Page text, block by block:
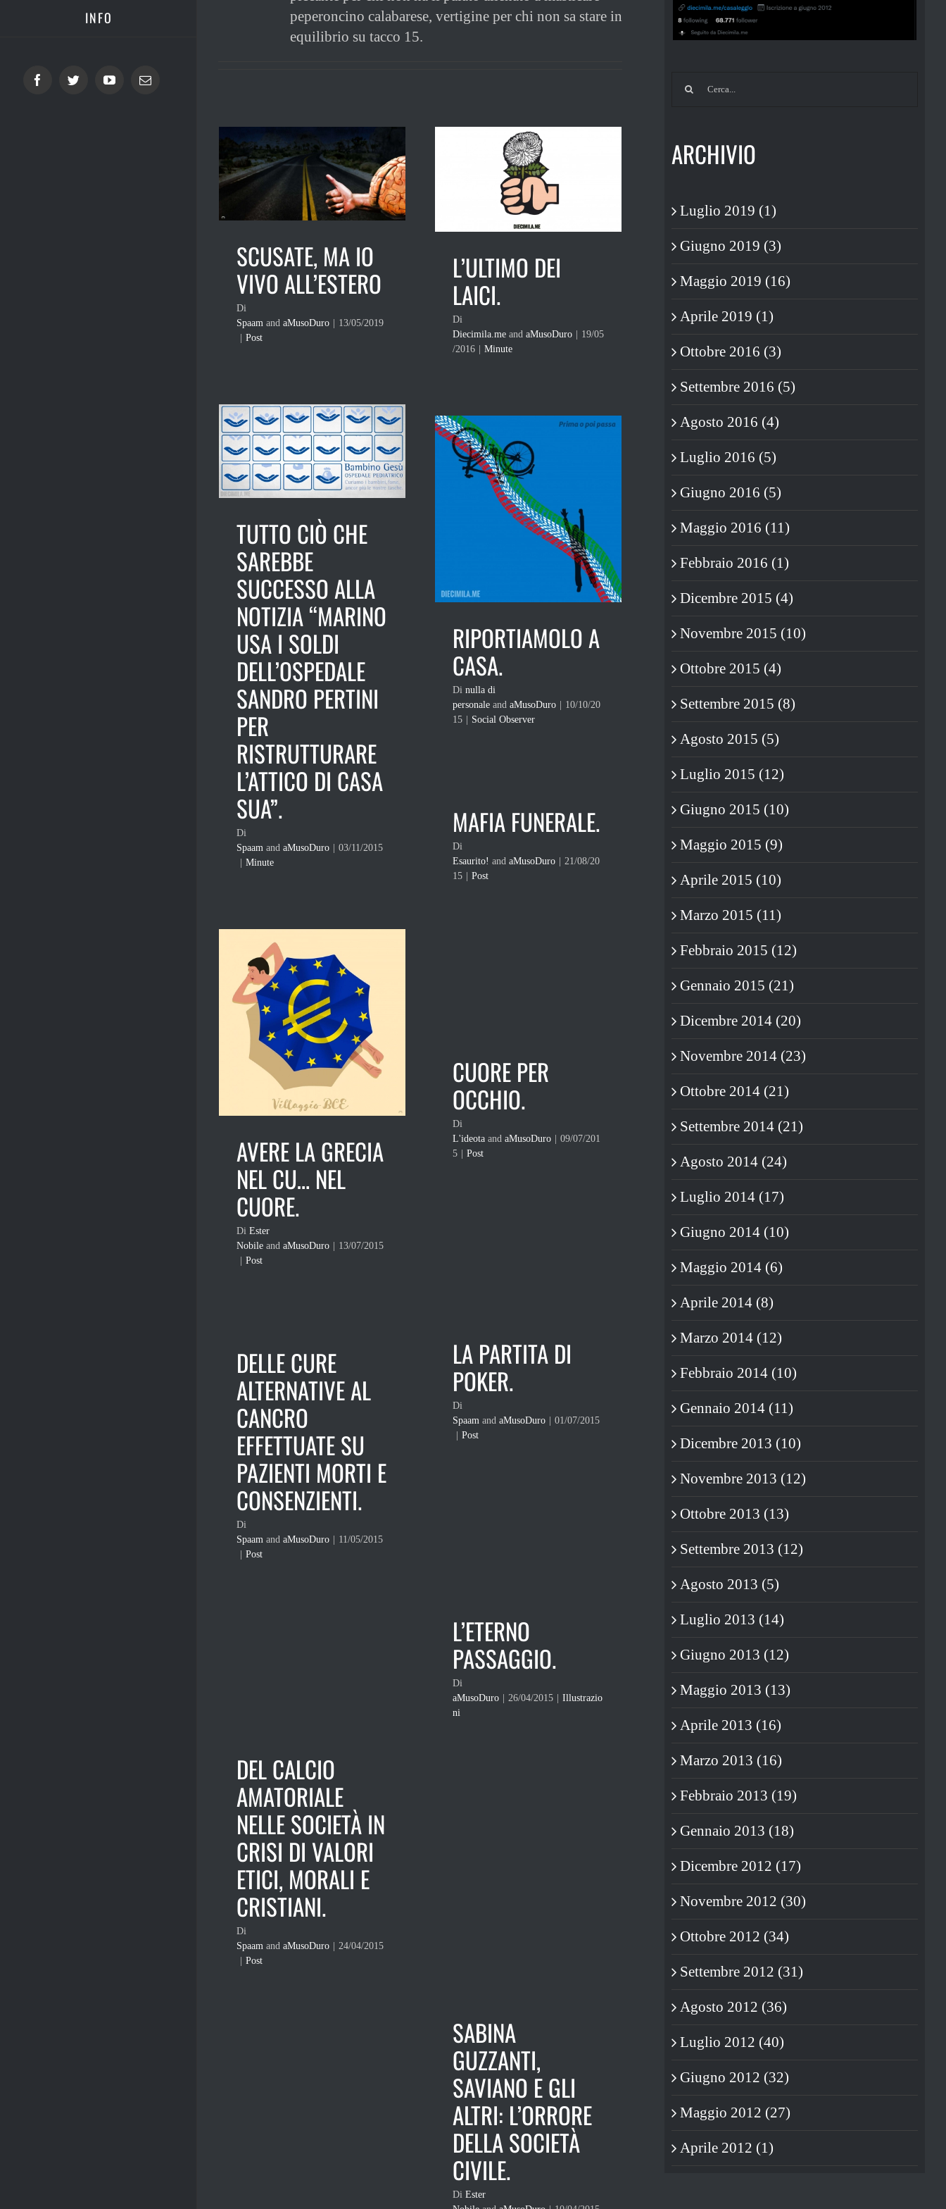
INFO
FacebookTwitterYouTubeEmail
peperoncino calabarese, vertigine per chi non sa stare in
equilibrio su tacco 15.
SCUSATE, MA IO
VIVO ALL’ESTERO
Di
Spaam and aMusoDuro | 13/05/2019
| Post
L’ULTIMO DEI
LAICI.
Di
Diecimila.me and aMusoDuro
19/05
/2016
Minute
TUTTO CIÒ CHE
SAREBBE
SUCCESSO ALLA
NOTIZIA “MARINO
USA I SOLDI
DELL’OSPEDALE
SANDRO PERTINI
PER
RISTRUTTURARE
L’ATTICO DI CASA
SUA”.
Di
Spaam and aMusoDuro | 03/11/2015
| Minute
RIPORTIAMOLO A
CASA.
Di nulla di
personale and aMusoDuro
10/10/20
15
Social Observer
MAFIA FUNERALE.
Di
Esaurito! and aMusoDuro
21/08/20
15
Post
AVERE LA GRECIA
NEL CU… NEL
CUORE.
Di Ester
Nobile and aMusoDuro
13/07/2015
Post
CUORE PER
OCCHIO.
Di
L'ideota and aMusoDuro
09/07/201
5
Post
LA PARTITA DI
POKER.
Di
Spaam and aMusoDuro
01/07/2015
Post
DELLE CURE
ALTERNATIVE AL
CANCRO
EFFETTUATE SU
PAZIENTI MORTI E
CONSENZIENTI.
Di
Spaam and aMusoDuro
11/05/2015
Post
L’ETERNO
PASSAGGIO.
Di
aMusoDuro
26/04/2015
Illustrazio
ni
DEL CALCIO
AMATORIALE
NELLE SOCIETÀ IN
CRISI DI VALORI
ETICI, MORALI E
CRISTIANI.
Di
Spaam and aMusoDuro
24/04/2015
Post
SABINA
GUZZANTI,
SAVIANO E GLI
ALTRI: L’ORRORE
DELLA SOCIETÀ
CIVILE.
Di Ester
Cerca
ARCHIVIO
Luglio 2019 (1)
Giugno 2019 (3)
Maggio 2019 (16)
Aprile 2019 (1)
Ottobre 2016 (3)
Settembre 2016 (5)
Agosto 2016 (4)
Luglio 2016 (5)
Giugno 2016 (5)
Maggio 2016 (11)
Febbraio 2016 (1)
Dicembre 2015 (4)
Novembre 2015 (10)
Ottobre 2015 (4)
Settembre 2015 (8)
Agosto 2015 (5)
Luglio 2015 (12)
Giugno 2015 (10)
Maggio 2015 (9)
Aprile 2015 (10)
Marzo 2015 (11)
Febbraio 2015 (12)
Gennaio 2015 (21)
Dicembre 2014 (20)
Novembre 2014 (23)
Ottobre 2014 (21)
Settembre 2014 (21)
Agosto 2014 (24)
Luglio 2014 (17)
Giugno 2014 (10)
Maggio 2014 (6)
Aprile 2014 (8)
Marzo 2014 (12)
Febbraio 2014 (10)
Gennaio 2014 (11)
Dicembre 2013 (10)
Novembre 2013 (12)
Ottobre 2013 (13)
Settembre 2013 (12)
Agosto 2013 (5)
Luglio 2013 (14)
Giugno 2013 (12)
Maggio 2013 (13)
Aprile 2013 (16)
Marzo 2013 (16)
Febbraio 2013 (19)
Gennaio 2013 (18)
Dicembre 2012 (17)
Novembre 2012 (30)
Ottobre 2012 (34)
Settembre 2012 (31)
Agosto 2012 (36)
Luglio 2012 (40)
Giugno 2012 (32)
Maggio 2012 (27)
Aprile 2012 (1)